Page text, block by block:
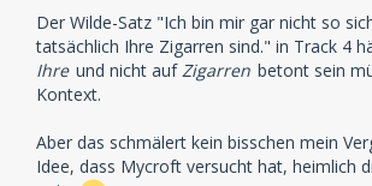
Der Wilde-Satz "Ich bin mir gar nicht so
tatsächlich Ihre Zigarren sind." in Track 4
Ihre und nicht auf Zigarren betont sein
Kontext.
Aber das schmälert kein bisschen mein
Idee, dass Mycroft versucht hat, heimlich